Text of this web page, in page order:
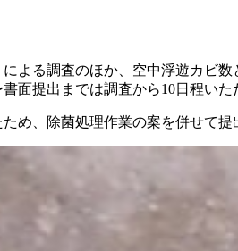
よる調査のほか、空中浮遊カビ
面提出までは調査から10日程いた
め、除菌処理作業の案を併せて